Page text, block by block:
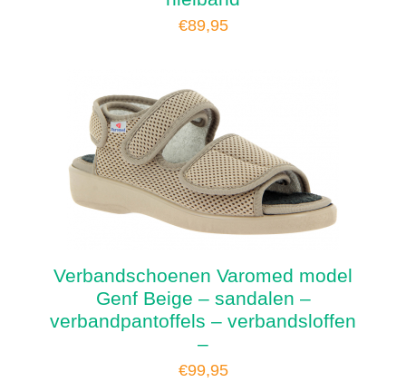
€89,95
Verbandschoenen Varomed model
Genf Beige – sandalen –
verbandpantoffels – verbandsloffen
–
€99,95